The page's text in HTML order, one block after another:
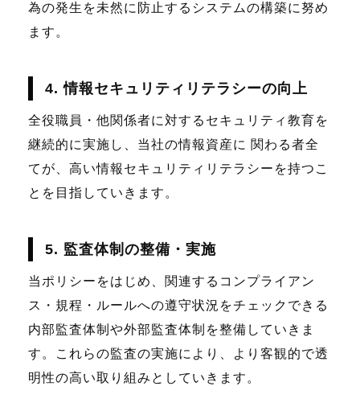
為の発生を未然に防止するシステムの構築に努め
ます。
4. 情報セキュリティリテラシーの向上
全役職員・他関係者に対するセキュリティ教育を
継続的に実施し、当社の情報資産に 関わる者全
てが、高い情報セキュリティリテラシーを持つこ
とを目指していきます。
5. 監査体制の整備・実施
当ポリシーをはじめ、関連するコンプライアン
ス・規程・ルールへの遵守状況をチェックできる
内部監査体制や外部監査体制を整備していきま
す。これらの監査の実施により、より客観的で透
明性の高い取り組みとしていきます。